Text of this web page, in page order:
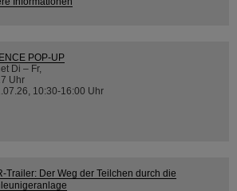
POP-UP
Di – Fr,
Uhr
10:30-16:00 Uhr
Trailer: Der Weg der Teilchen durch die